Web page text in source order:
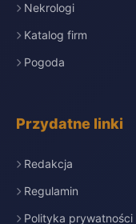
Nekrologi
Katalog firm
Pogoda
Przydatne linki
Redakcja
Regulamin
Polityka prywatności